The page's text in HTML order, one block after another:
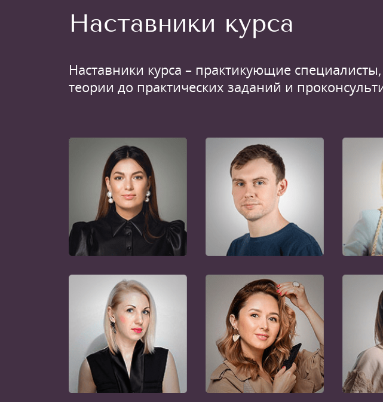
Наставники курса
Наставники курса – практикующие
теории до практических заданий и